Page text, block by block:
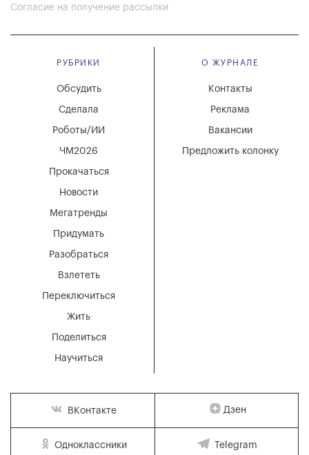
Согласие на получение рассылки
РУБРИКИ
Мегатренды
Придумать
Разобраться
Взлететь
Новости
Переключиться
Жить
Поделиться
Научиться
Обсудить
Сделала
Роботы/ИИ
ЧМ2026
Прокачаться
О ЖУРНАЛЕ
Вакансии
Реклама
Контакты
Предложить колонку
ВКонтакте Дзен
Одноклассники Telegram